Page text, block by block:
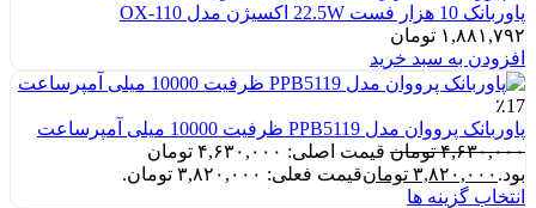
پاوربانک 10 هزار فست 22.5W اکسیژن مدل OX-110
۱,۸۸۱,۷۹۲ تومان
افزودن به سبد خرید
٪17
پاوربانک پرووان مدل PPB5119 ظرفیت 10000 میلی آمپرساعت
۴,۶۳۰,۰۰۰ تومان
قیمت اصلی: ۴,۶۳۰,۰۰۰ تومان
بود. ۳,۸۲۰,۰۰۰ تومانقیمت فعلی: ۳,۸۲۰,۰۰۰ تومان.
انتخاب گزینه ها